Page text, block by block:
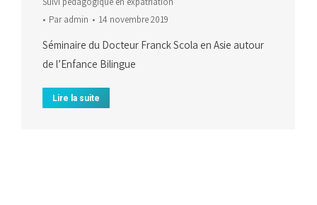
Paradmin 14 novembre 2019
Séminaire du Docteur Franck Scola en Asie autour
de l’Enfance Bilingue
Lire la suite